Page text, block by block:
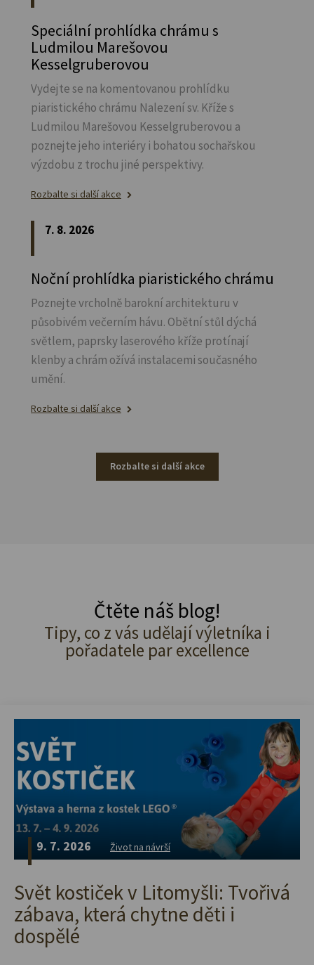
Speciální prohlídka chrámu s
Ludmilou Marešovou
Kesselgruberovou
Vydejte se na komentovanou prohlídku
piaristického chrámu Nalezení sv. Kříže s
Ludmilou Marešovou Kesselgruberovou a
poznejte jeho interiéry i bohatou sochařskou
výzdobu z trochu jiné perspektivy.
Rozbalte si další akce
7. 8. 2026
Noční prohlídka piaristického chrámu
Poznejte vrcholně barokní architekturu v
působivém večerním hávu. Obětní stůl dýchá
světlem, paprsky laserového kříže protínají
klenby a chrám ožívá instalacemi současného
umění.
Rozbalte si další akce
Rozbalte si další akce
Čtěte náš blog!
Tipy, co z vás udělají výletníka i
pořadatele par excellence
9. 7. 2026 Život na návrší
Svět kostiček v Litomyšli: Tvořivá
zábava, která chytne děti i
dospělé